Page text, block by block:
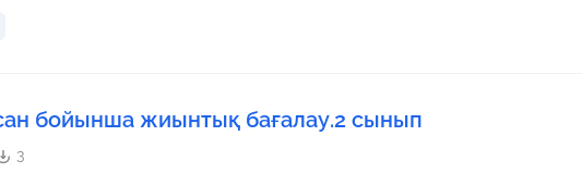
бойынша жиынтық бағалау.2 сынып
3